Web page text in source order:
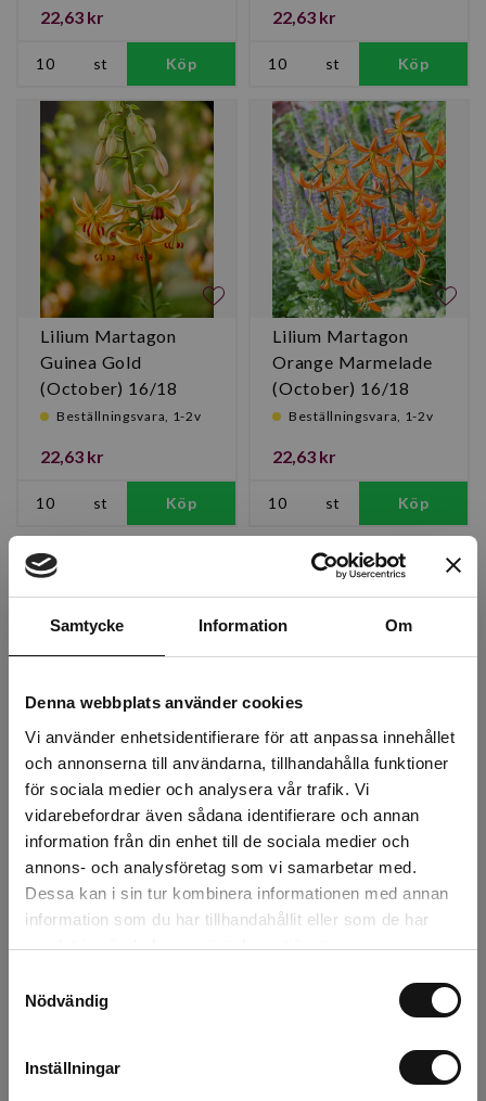
Samtycke Information Om
Denna webbplats använder cookies
Vi använder enhetsidentifierare för att anpassa innehållet
och annonserna till användarna, tillhandahålla funktioner
för sociala medier och analysera vår trafik. Vi
vidarebefordrar även sådana identifierare och annan
information från din enhet till de sociala medier och
annons- och analysföretag som vi samarbetar med.
Dessa kan i sin tur kombinera informationen med annan
information som du har tillhandahållit eller som de har
samlat in när du har använt deras tjänster.
Nödvändig
Inställningar
22,63 kr
st Köp
22,63 kr
st Köp
Lilium Martagon
Guinea Gold
(October) 16/18
Beställningsvara, 1-2v
22,63 kr
st Köp
Lilium Martagon
Orange Marmelade
(October) 16/18
Beställningsvara, 1-2v
22,63 kr
st Köp
Lilium Martagon
Pink Morning
(October) 16/18
22,63 kr
Lilium Martagon
Purper (October)
16/18
22,63 kr
Krolliljor & Hundtandsliljor – Beställ